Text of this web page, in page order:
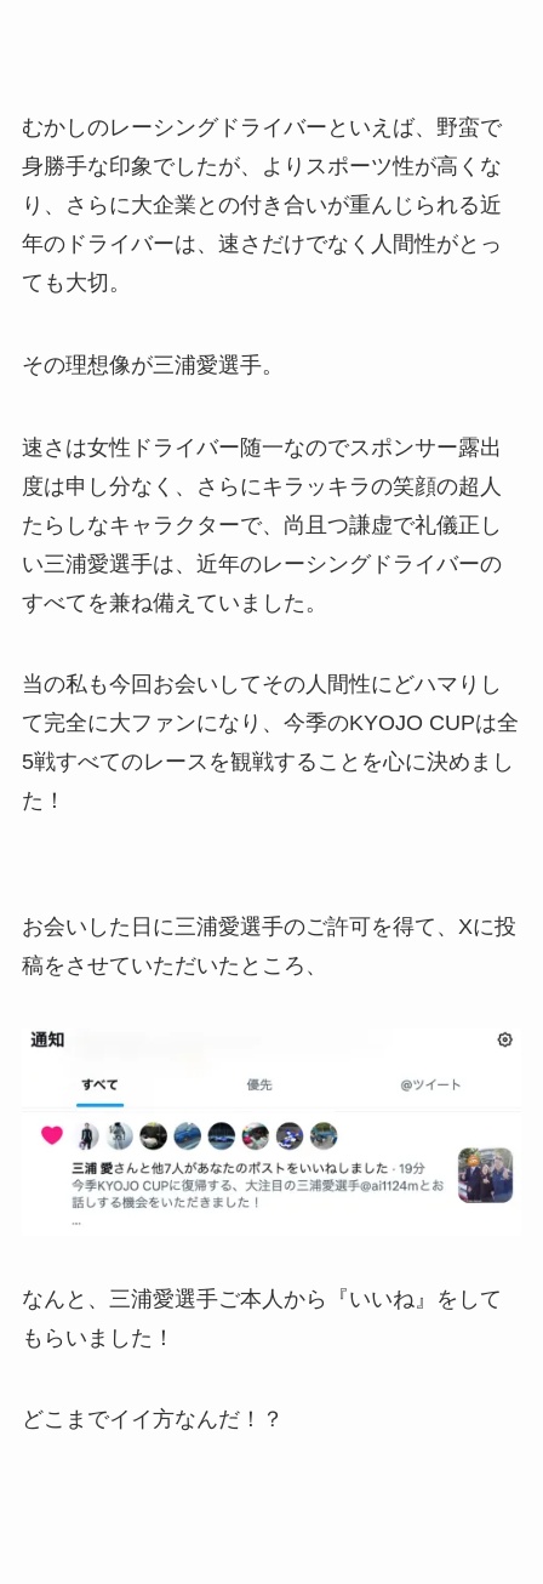
むかしのレーシングドライバーといえば、野蛮で
身勝手な印象でしたが、よりスポーツ性が高くな
り、さらに大企業との付き合いが重んじられる近
年のドライバーは、速さだけでなく人間性がとっ
ても大切。
その理想像が三浦愛選手。
速さは女性ドライバー随一なのでスポンサー露出
度は申し分なく、さらにキラッキラの笑顔の超人
たらしなキャラクターで、尚且つ謙虚で礼儀正し
い三浦愛選手は、近年のレーシングドライバーの
すべてを兼ね備えていました。
当の私も今回お会いしてその人間性にどハマりし
て完全に大ファンになり、今季のKYOJO CUPは全
5戦すべてのレースを観戦することを心に決めまし
た！
お会いした日に三浦愛選手のご許可を得て、Xに投
稿をさせていただいたところ、
なんと、三浦愛選手ご本人から『いいね』をして
もらいました！
どこまでイイ方なんだ！？